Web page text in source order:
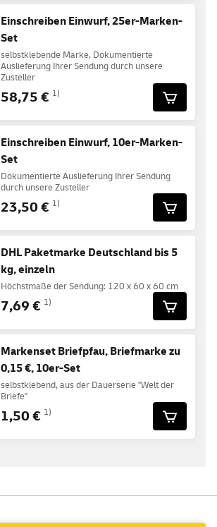
Einschreiben Einwurf, 25er-Marken-
Set
selbstklebende Marke, Dokumentierte
Auslieferung Ihrer Sendung durch unsere
Zusteller
58,75 € 1)
Einschreiben Einwurf, 10er-Marken-
Set
Dokumentierte Auslieferung Ihrer Sendung
durch unsere Zusteller
23,50 € 1)
DHL Paketmarke Deutschland bis 5
kg, einzeln
Höchstmaße der Sendung: 120 x 60 x 60 cm
7,69 € 1)
Markenset Briefpfau, Briefmarke zu
0,15 €, 10er-Set
selbstklebend, aus der Dauerserie "Welt der
Briefe"
1,50 € 1)